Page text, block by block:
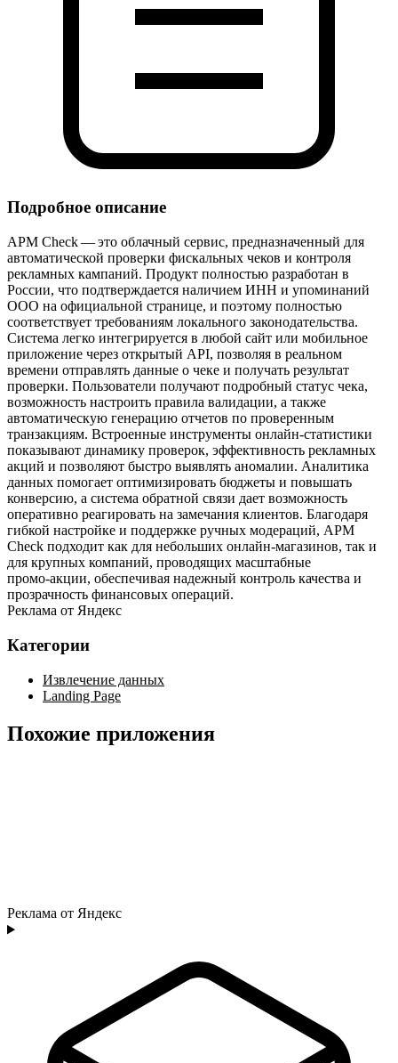
Подробное описание
APM Check — это облачный сервис, предназначенный для
автоматической проверки фискальных чеков и контроля
рекламных кампаний. Продукт полностью разработан в
России, что подтверждается наличием ИНН и упоминаний
ООО на официальной странице, и поэтому полностью
соответствует требованиям локального законодательства.
Система легко интегрируется в любой сайт или мобильное
приложение через открытый API, позволяя в реальном
времени отправлять данные о чеке и получать результат
проверки. Пользователи получают подробный статус чека,
возможность настроить правила валидации, а также
автоматическую генерацию отчетов по проверенным
транзакциям. Встроенные инструменты онлайн‑статистики
показывают динамику проверок, эффективность рекламных
акций и позволяют быстро выявлять аномалии. Аналитика
данных помогает оптимизировать бюджеты и повышать
конверсию, а система обратной связи дает возможность
оперативно реагировать на замечания клиентов. Благодаря
гибкой настройке и поддержке ручных модераций, APM
Check подходит как для небольших онлайн‑магазинов, так и
для крупных компаний, проводящих масштабные
промо‑акции, обеспечивая надежный контроль качества и
прозрачность финансовых операций.
Реклама от Яндекс
Категории
Извлечение данных
Landing Page
Похожие приложения
Реклама от Яндекс